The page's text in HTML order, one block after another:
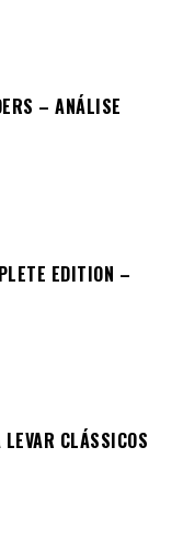
– ANÁLISE
EDITION –
CLÁSSICOS